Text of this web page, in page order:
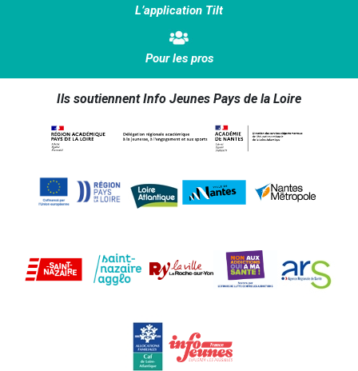
L’application Tilt
Pour les pros
Ils soutiennent Info Jeunes Pays de la Loire